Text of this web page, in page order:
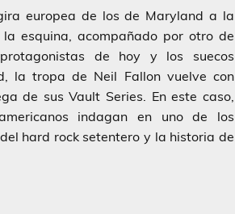
europea de los de Maryland a la
esquina, acompañado por otro de
de hoy y los suecos
la tropa de Neil Fallon vuelve con
de sus Vault Series. En este caso,
indagan en uno de los
hard rock setentero y la historia de